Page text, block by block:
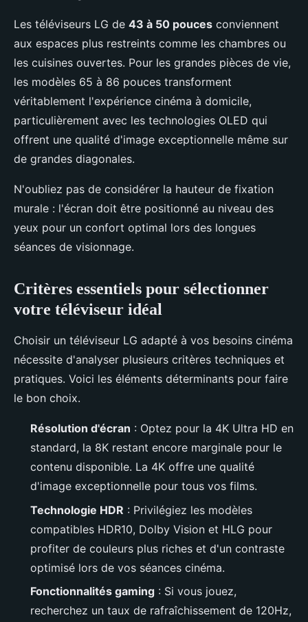
Les téléviseurs LG de 43 à 50 pouces conviennent
aux espaces plus restreints comme les chambres ou
les cuisines ouvertes. Pour les grandes pièces de vie,
les modèles 65 à 86 pouces transforment
véritablement l'expérience cinéma à domicile,
particulièrement avec les technologies OLED qui
offrent une qualité d'image exceptionnelle même sur
de grandes diagonales.
N'oubliez pas de considérer la hauteur de fixation
murale : l'écran doit être positionné au niveau des
yeux pour un confort optimal lors des longues
séances de visionnage.
Critères essentiels pour sélectionner
votre téléviseur idéal
Choisir un téléviseur LG adapté à vos besoins cinéma
nécessite d'analyser plusieurs critères techniques et
pratiques. Voici les éléments déterminants pour faire
le bon choix.
Résolution d'écran : Optez pour la 4K Ultra HD en
standard, la 8K restant encore marginale pour le
contenu disponible. La 4K offre une qualité
d'image exceptionnelle pour tous vos films.
Technologie HDR : Privilégiez les modèles
compatibles HDR10, Dolby Vision et HLG pour
profiter de couleurs plus riches et d'un contraste
optimisé lors de vos séances cinéma.
Fonctionnalités gaming : Si vous jouez,
recherchez un taux de rafraîchissement de 120Hz,